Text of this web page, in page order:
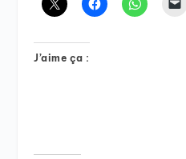
J’aime ça :